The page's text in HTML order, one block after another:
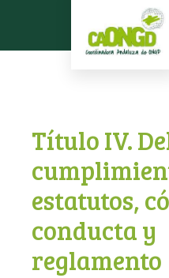
Título IV.
estatutos,
conducta y
reglamento